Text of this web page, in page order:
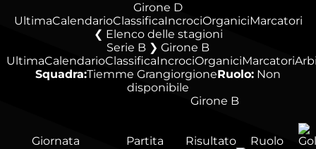
Girone D
UltimaCalendarioClassificaIncrociOrganiciMarcatori
Elenco delle stagioni
Serie B ❯ Girone B
UltimaCalendarioClassificaIncrociOrganiciMarcatori
Squadra:Tiemme GrangiorgioneRuolo: Non
disponibile
Girone B
Giornata Partita Risultato
Ruolo